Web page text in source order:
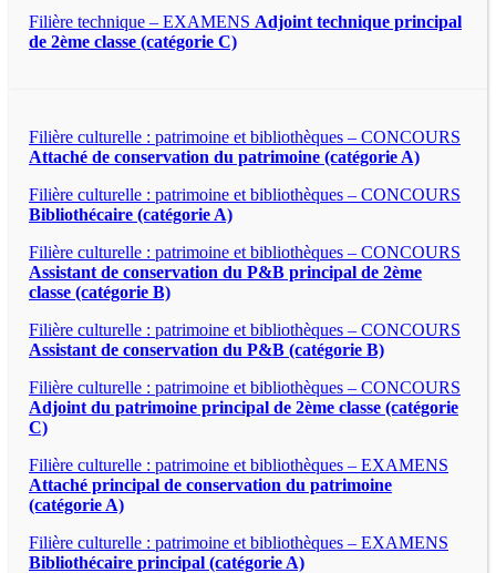
Filière technique – EXAMENS Adjoint technique principal
de 2ème classe (catégorie C)
Filière culturelle : patrimoine et bibliothèques – CONCOURS
Attaché de conservation du patrimoine (catégorie A)
Filière culturelle : patrimoine et bibliothèques – CONCOURS
Bibliothécaire (catégorie A)
Filière culturelle : patrimoine et bibliothèques – CONCOURS
Assistant de conservation du P&B principal de 2ème
classe (catégorie B)
Filière culturelle : patrimoine et bibliothèques – CONCOURS
Assistant de conservation du P&B (catégorie B)
Filière culturelle : patrimoine et bibliothèques – CONCOURS
Adjoint du patrimoine principal de 2ème classe (catégorie
C)
Filière culturelle : patrimoine et bibliothèques – EXAMENS
Attaché principal de conservation du patrimoine
(catégorie A)
Filière culturelle : patrimoine et bibliothèques – EXAMENS
Bibliothécaire principal (catégorie A)